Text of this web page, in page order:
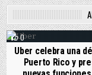
0
Uber celebra una
Puerto Rico y